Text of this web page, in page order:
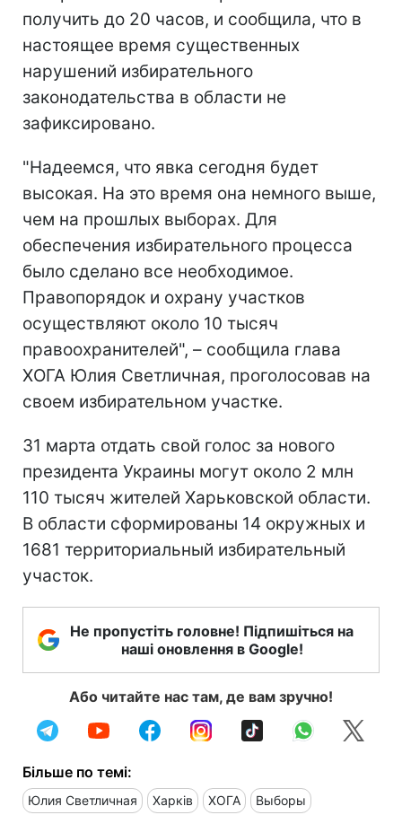
получить до 20 часов, и сообщила, что в
настоящее время существенных
нарушений избирательного
законодательства в области не
зафиксировано.
"Надеемся, что явка сегодня будет
высокая. На это время она немного выше,
чем на прошлых выборах. Для
обеспечения избирательного процесса
было сделано все необходимое.
Правопорядок и охрану участков
осуществляют около 10 тысяч
правоохранителей", – сообщила глава
ХОГА Юлия Светличная, проголосовав на
своем избирательном участке.
31 марта отдать свой голос за нового
президента Украины могут около 2 млн
110 тысяч жителей Харьковской области.
В области сформированы 14 окружных и
1681 территориальный избирательный
участок.
Не пропустіть головне! Підпишіться на
наші оновлення в Google!
Або читайте нас там, де вам зручно!
Більше по темі:
Юлия Светличная Харків ХОГА Выборы